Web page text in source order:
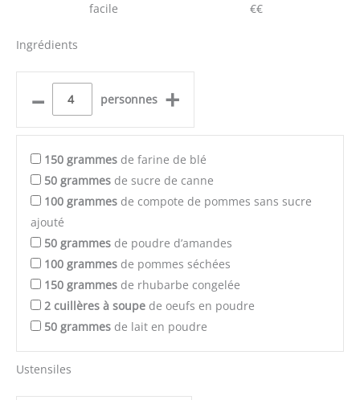
facile €€
Ingrédients
– personnes +
150 grammes de farine de blé
50 grammes de sucre de canne
100 grammes de compote de pommes sans sucre
ajouté
50 grammes de poudre d’amandes
100 grammes de pommes séchées
150 grammes de rhubarbe congelée
2 cuillères à soupe de oeufs en poudre
50 grammes de lait en poudre
Ustensiles